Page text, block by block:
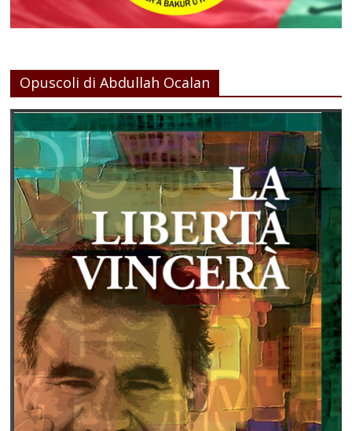
Opuscoli di Abdullah Ocalan